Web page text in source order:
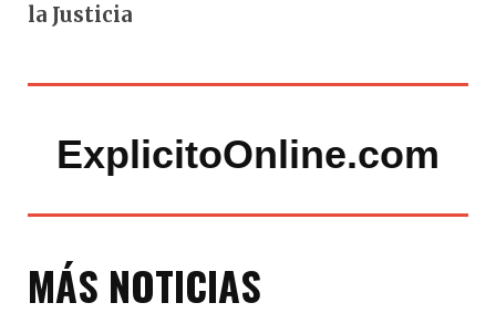
la Justicia
ExplicitoOnline.com
MÁS NOTICIAS